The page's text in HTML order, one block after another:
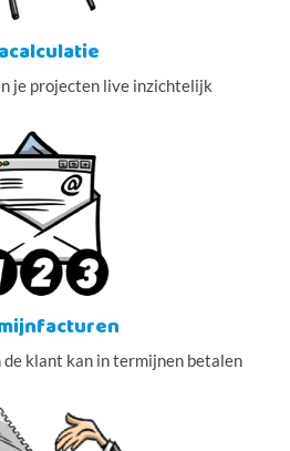
je projecten live inzichtelijk
klant kan in termijnen betalen